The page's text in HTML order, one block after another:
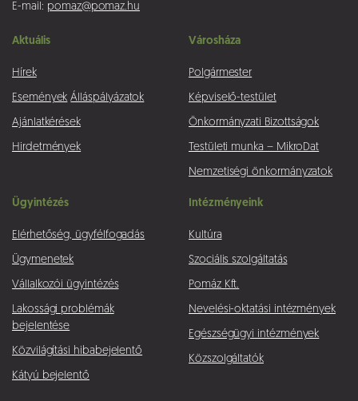
E-mail: pomaz@pomaz.hu
Aktuális
Hírek
Események Álláspályázatok
Ajánlatkérések
Hirdetmények
Városháza
Polgármester
Képviselő-testület
Önkormányzati Bizottságok
Testületi munka – MikroDat
Nemzetiségi önkormányzatok
Ügyintézés
Elérhetőség, ügyfélfogadás
Ügymenetek
Vállalkozói ügyintézés
Lakossági problémák
bejelentése
Közvilágítási hibabejelentő
Kátyú bejelentő
Intézményeink
Kultúra
Szociális szolgáltatás
Pomáz Kft.
Nevelési-oktatási intézmények
Egészségügyi intézmények
Közszolgáltatók